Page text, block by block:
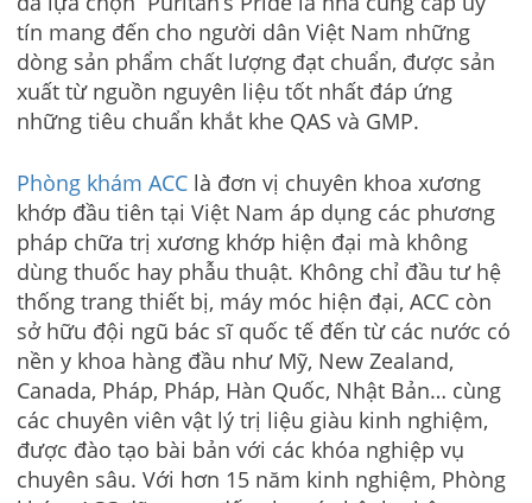
tín mang đến cho người dân Việt Nam những
dòng sản phẩm chất lượng đạt chuẩn, được sản
xuất từ nguồn nguyên liệu tốt nhất đáp ứng
những tiêu chuẩn khắt khe QAS và GMP.
Phòng khám ACC là đơn vị chuyên khoa xương
khớp đầu tiên tại Việt Nam áp dụng các phương
pháp chữa trị xương khớp hiện đại mà không
dùng thuốc hay phẫu thuật. Không chỉ đầu tư hệ
thống trang thiết bị, máy móc hiện đại, ACC còn
sở hữu đội ngũ bác sĩ quốc tế đến từ các nước có
nền y khoa hàng đầu như Mỹ, New Zealand,
Canada, Pháp, Pháp, Hàn Quốc, Nhật Bản… cùng
các chuyên viên vật lý trị liệu giàu kinh nghiệm,
được đào tạo bài bản với các khóa nghiệp vụ
chuyên sâu. Với hơn 15 năm kinh nghiệm, Phòng